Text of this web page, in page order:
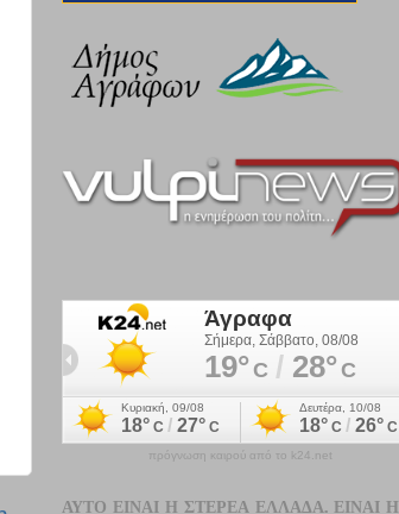
πρόγνωση καιρού από το k24.net
ΑΥΤΌ ΕΊΝΑΙ Η ΣΤΕΡΕΆ ΕΛΛΆΔΑ. ΕΊΝΑΙ Η